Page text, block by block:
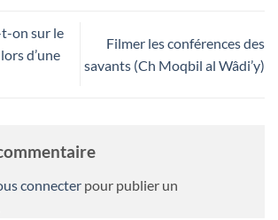
on sur le
d’une
Filmer les conférences des
savants (Ch Moqbil al Wâdi’y)
connecter pour publier un